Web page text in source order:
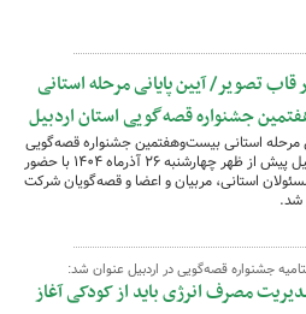
تصویر/ آیین پایانی مرحله استانی
جشنواره قصه‌گویی استان اردبیل
مرحله استانی بیست‌وهفتمین جشنواره قصه‌گویی
استان اردبیل پیش از ظهر چهارشنبه ۲۶ آذرماه ۱۴۰۴ با حضور
استانی، مربیان و اعضا و قصه‌گویان شرکت
شد.
جشنواره قصه‌گویی در اردبیل عنوان شد:
مصرف انرژی باید از کودکی آغاز